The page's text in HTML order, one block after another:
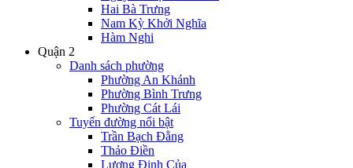
Hai Bà Trưng
Nam Kỳ Khởi Nghĩa
Hàm Nghi
Quận 2
Danh sách phường
Phường An Khánh
Phường Bình Trưng
Phường Cát Lái
Tuyến đường nổi bật
Trần Bạch Đằng
Thảo Điền
Lương Định Của